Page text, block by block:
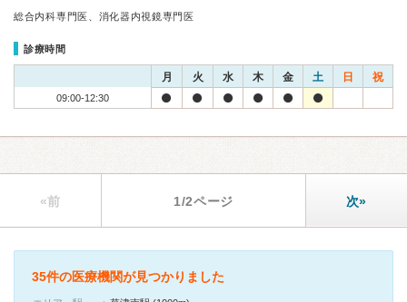
総合内科専門医、消化器内視鏡専門医
診療時間
月 火 水 木 金 土 日 祝
09:00-12:30
«前 1/2ページ 次»
35件の医療機関が見つかりました